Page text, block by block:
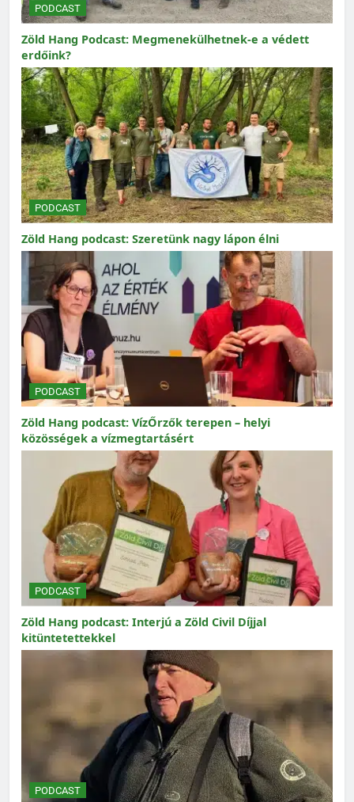
PODCAST
Zöld Hang Podcast: Megmenekülhetnek-e a védett
erdőink?
PODCAST
Zöld Hang podcast: Szeretünk nagy lápon élni
PODCAST
Zöld Hang podcast: VízŐrzők terepen – helyi
közösségek a vízmegtartásért
PODCAST
Zöld Hang podcast: Interjú a Zöld Civil Díjjal
kitüntetettekkel
PODCAST